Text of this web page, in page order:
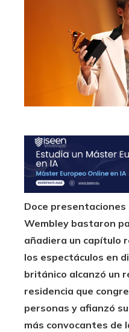
Doce presentaciones
Wembley bastaron
añadiera un capítulo
los espectáculos en
británico alcanzó un
residencia que
personas y afianzó
más convocantes de